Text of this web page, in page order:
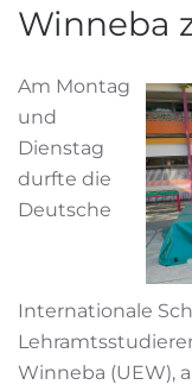
Winneba
Am Montag
und
Dienstag
durfte die
Deutsche
Internationale
Winneba (UEW),